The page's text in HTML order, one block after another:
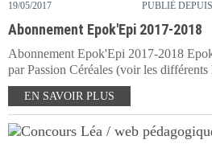
19/05/2017 PUBLIÉ
Abonnement Epok'Epi 2017-2018
Abonnement Epok'Epi 2017-2018
par Passion Céréales (voir les différents
EN SAVOIR PLUS